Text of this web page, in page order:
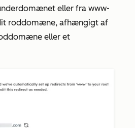
eller fra www-
roddomæne, afhængigt af
eller et